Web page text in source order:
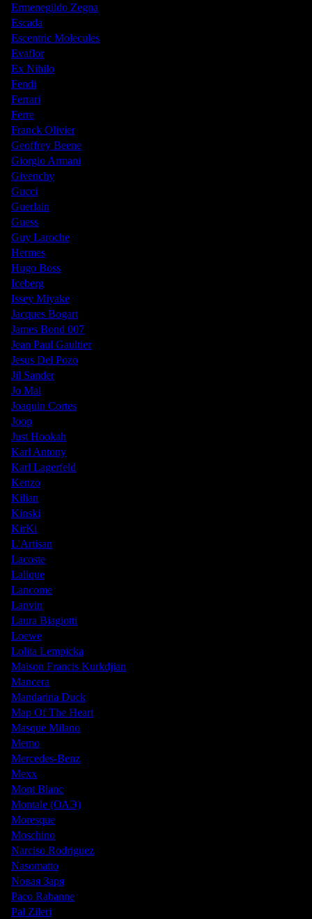
Ermenegildo Zegna
Escada
Escentric Molecules
Evaflor
Ex Nihilo
Fendi
Ferrari
Ferre
Franck Olivier
Geoffrey Beene
Giorgio Armani
Givenchy
Gucci
Guerlain
Guess
Guy Laroche
Hermes
Hugo Boss
Iceberg
Issey Miyake
Jacques Bogart
James Bond 007
Jean Paul Gaultier
Jesus Del Pozo
Jil Sander
Jo Mal
Joaquin Cortes
Joop
Just Hookah
Karl Antony
Karl Lagerfeld
Kenzo
Kilian
Kinski
KirKi
L'Artisan
Lacoste
Lalique
Lancome
Lanvin
Laura Biagiotti
Loewe
Lolita Lempicka
Maison Francis Kurkdjian
Mancera
Mandarina Duck
Map Of The Heart
Masque Milano
Memo
Mercedes-Benz
Mexx
Mont Blanc
Montale (ОАЭ)
Moresque
Moschino
Narciso Rodriguez
Nasomatto
Nовая Заря
Paco Rabanne
Pal Zileri